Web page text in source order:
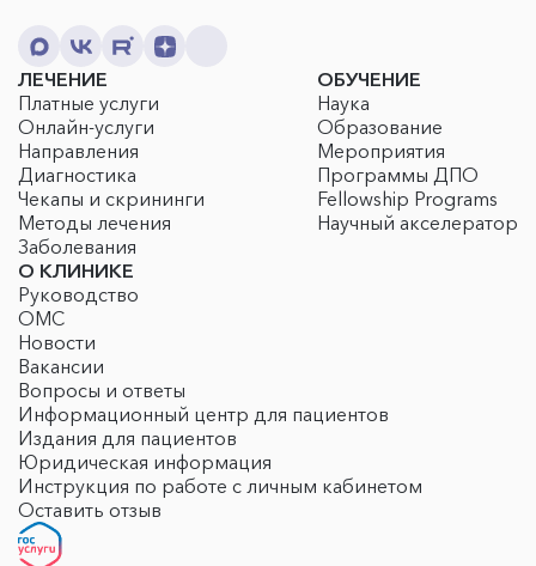
ЛЕЧЕНИЕ
Платные услуги
Онлайн-услуги
Направления
Диагностика
Чекапы и скрининги
Методы лечения
Заболевания
ОБУЧЕНИЕ
Наука
Образование
Мероприятия
Программы ДПО
Fellowship Programs
Научный акселератор
О КЛИНИКЕ
Руководство
ОМС
Новости
Вакансии
Вопросы и ответы
Информационный центр для пациентов
Издания для пациентов
Юридическая информация
Инструкция по работе с личным кабинетом
Оставить отзыв